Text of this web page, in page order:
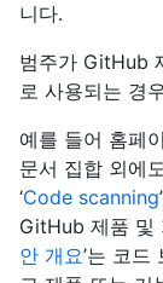
니다.
범주가 GitHub
로 사용되는 경
예를 들어 홈페
문서 집합 외에
‘Code scanning
GitHub 제품 및
안 개요’는 코드